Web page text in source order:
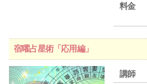
料金
宿曜占星術「応用編」
講師